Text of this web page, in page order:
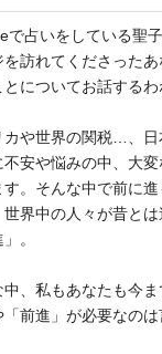
で占いをしている聖
を訪れてくださった
についてお話するわ
カや世界の関税…、日
不安や悩みの中、大
す。そんな中で前に
世界中の人々が昔と
」。
中、私もあなたも今
「前進」が必要なの